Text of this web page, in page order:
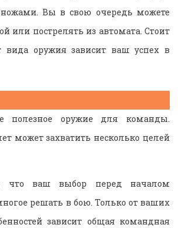
Вы в свою очередь можете
или пострелять из автомата. Стоит
вида оружия зависит ваш успех в
полезное оружие для команды.
может захватить несколько целей
что ваш выбор перед началом
решать в бою. Только от ваших
зависит общая командная